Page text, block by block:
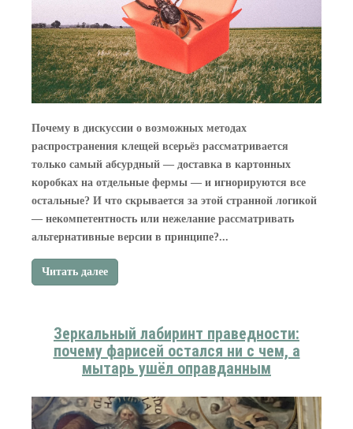
Почему в дискуссии о возможных методах
распространения клещей всерьёз рассматривается
только самый абсурдный — доставка в картонных
коробках на отдельные фермы — и игнорируются все
остальные? И что скрывается за этой странной логикой
— некомпетентность или нежелание рассматривать
альтернативные версии в принципе?...
Читать далее
Зеркальный лабиринт праведности:
почему фарисей остался ни с чем, а
мытарь ушёл оправданным